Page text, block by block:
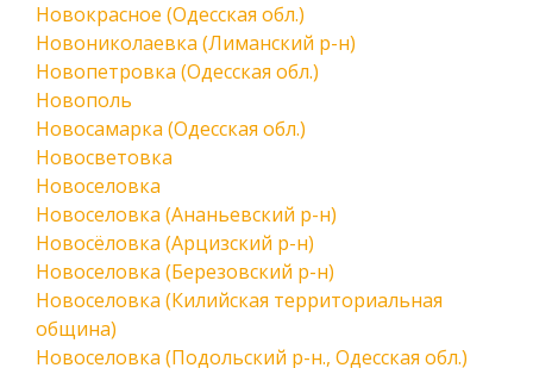
Новокрасное (Одесская обл.)
Новониколаевка (Лиманский р-н)
Новопетровка (Одесская обл.)
Новополь
Новосамарка (Одесская обл.)
Новосветовка
Новоселовка
Новоселовка (Ананьевский р-н)
Новосёловка (Арцизский р-н)
Новоселовка (Березовский р-н)
Новоселовка (Килийская территориальная
община)
Новоселовка (Подольский р-н., Одесская обл.)